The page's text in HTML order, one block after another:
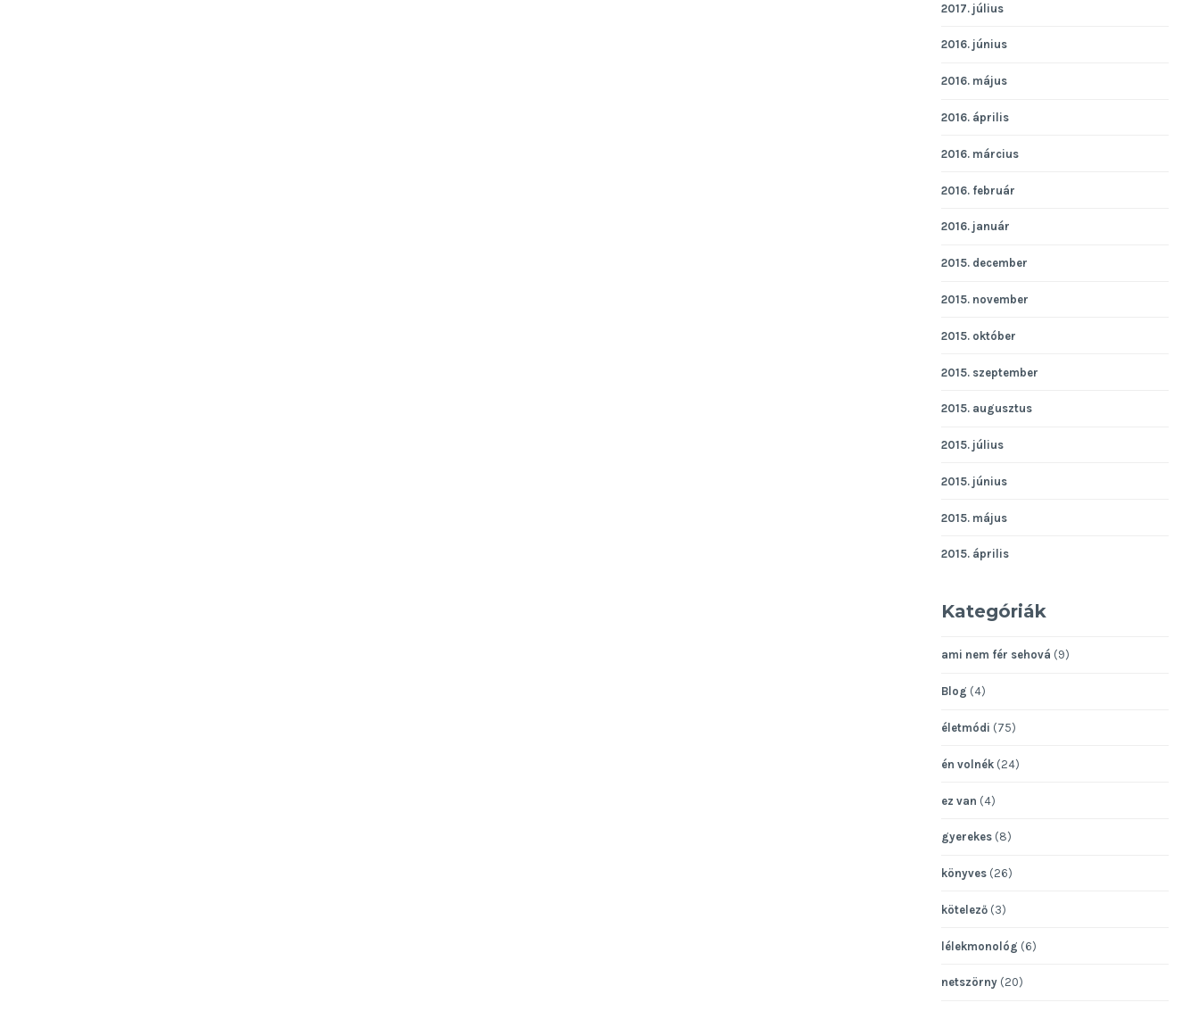
2017. július
2016. június
2016. május
2016. április
2016. március
2016. február
2016. január
2015. december
2015. november
2015. október
2015. szeptember
2015. augusztus
2015. július
2015. június
2015. május
2015. április
Kategóriák
ami nem fér sehová (9)
Blog (4)
életmódi (75)
én volnék (24)
ez van (4)
gyerekes (8)
könyves (26)
kötelező (3)
lélekmonológ (6)
netszörny (20)